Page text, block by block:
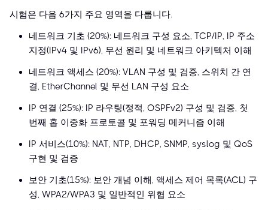
시험은 다음 6가지 주요 영역을 다룹니다.
네트워크 기초 (20%): 네트워크 구성 요소, TCP/IP, IP 주소
지정(IPv4 및 IPv6), 무선 원리 및 네트워크 아키텍처 이해
네트워크 액세스 (20%): VLAN 구성 및 검증, 스위치 간 연
결, EtherChannel 및 무선 LAN 구성 요소
IP 연결 (25%): IP 라우팅(정적, OSPFv2) 구성 및 검증, 첫
번째 홉 이중화 프로토콜 및 포워딩 메커니즘 이해
IP 서비스(10%): NAT, NTP, DHCP, SNMP, syslog 및 QoS
구현 및 검증
보안 기초(15%): 보안 개념 이해, 액세스 제어 목록(ACL) 구
성, WPA2/WPA3 및 일반적인 위협 요소